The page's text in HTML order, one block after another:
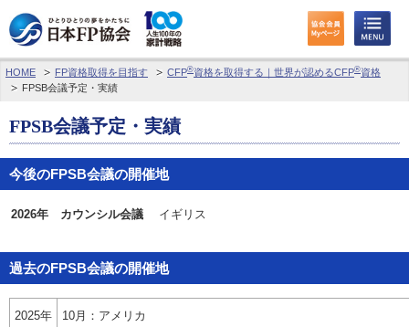
わたしたちのくらしとお金
FPに相談する
FP資格取得を目指す
FP技能検定
個人会員の皆様へ
HOME FP資格取得を目指す CFP®資格を取得する｜世界が認めるCFP®資格
FPSB会議予定・実績
FPSB会議予定・実績
今後のFPSB会議の開催地
2026年 カウンシル会議 イギリス
過去のFPSB会議の開催地
2025年 10月：アメリカ